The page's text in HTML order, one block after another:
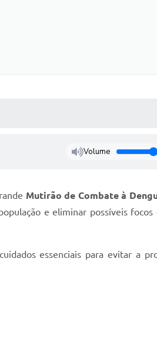
Volume
Mutirão de Combate à
e eliminar possíveis
essenciais para evitar a